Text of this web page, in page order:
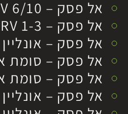
אל פסק – APC SRV 6/10
אל פסק – APC SRV 1-3
אל פסק – אונליין RT 5-10
אל פסק – סומת
אל פסק – סומת
אל פסק – אונליין N